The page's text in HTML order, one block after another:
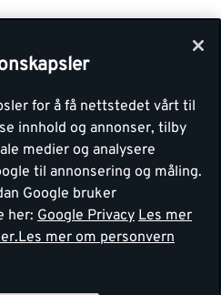
for å få nettstedet vårt til
innhold og annonser, tilby
medier og analysere
til annonsering og måling.
Google bruker
her: Google Privacy Les mer
Les mer om personvern